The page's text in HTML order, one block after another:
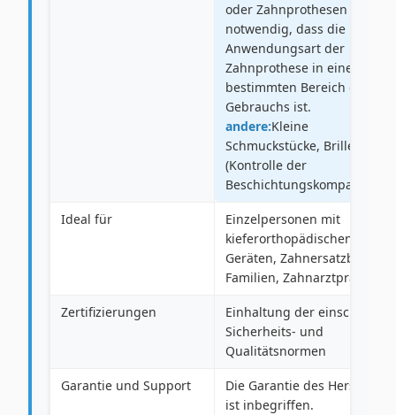
oder Zahnprothesen ist es
notwendig, dass die
Anwendungsart der
Zahnprothese in einem
bestimmten Bereich des
Gebrauchs ist.
andere:Kleine
Schmuckstücke, Brille
(Kontrolle der
Ideal für
Einzelpersonen mit
kieferorthopädischen
Geräten,
Familien, Zahnarztpraxen
Zertifizierungen
Einhaltung der
Sicherheits- und
Qualitätsnormen
Garantie und Support
Die Garantie des Herstellers
ist inbegriffen.